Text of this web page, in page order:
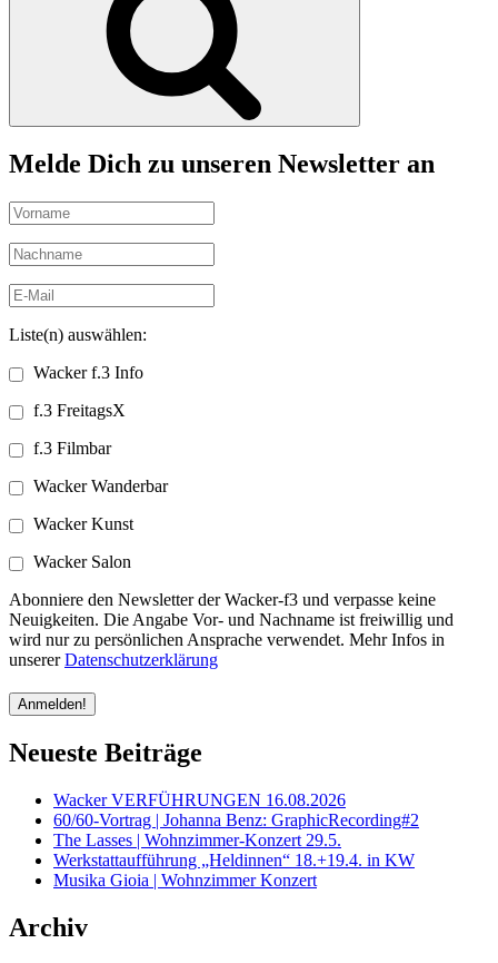
Melde Dich zu unseren Newsletter an
Liste(n) auswählen:
Wacker f.3 Info
f.3 FreitagsX
f.3 Filmbar
Wacker Wanderbar
Wacker Kunst
Wacker Salon
Abonniere den Newsletter der Wacker-f3 und verpasse keine
Neuigkeiten. Die Angabe Vor- und Nachname ist freiwillig und
wird nur zu persönlichen Ansprache verwendet. Mehr Infos in
unsererDatenschutzerklärung
Neueste Beiträge
Wacker VERFÜHRUNGEN 16.08.2026
60/60-Vortrag | Johanna Benz: GraphicRecording#2
The Lasses | Wohnzimmer-Konzert 29.5.
Werkstattaufführung „Heldinnen“ 18.+19.4. in KW
Musika Gioia | Wohnzimmer Konzert
Archiv